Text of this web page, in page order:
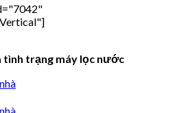
tình trạng máy lọc nước